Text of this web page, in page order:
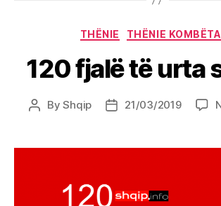
Categories
THËNIE THËNIE
120 fjalë të urta
PostByShqip
Post21/03/2019